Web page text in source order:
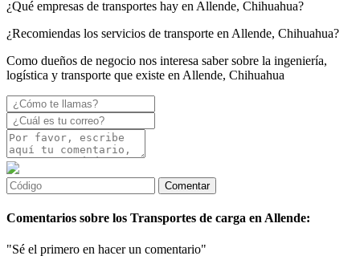
¿Qué empresas de transportes hay en Allende, Chihuahua?
¿Recomiendas los servicios de transporte en Allende, Chihuahua?
Como dueños de negocio nos interesa saber sobre la ingeniería,
logística y transporte que existe en Allende, Chihuahua
Comentarios sobre los Transportes de carga en Allende:
"Sé el primero en hacer un comentario"